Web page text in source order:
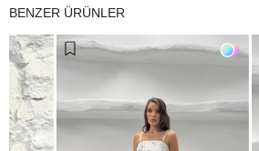
BENZER ÜRÜNLER